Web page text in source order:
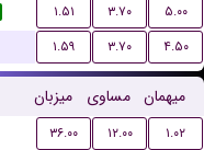
۱.۵۱ ۳.۷۰
۵.۰۰
۱.۵۹ ۳.۷۰ ۴.۵۰
میزبان مساوی میهمان
۳۶.۰۰ ۱۲.۰۰
۱.۰۲